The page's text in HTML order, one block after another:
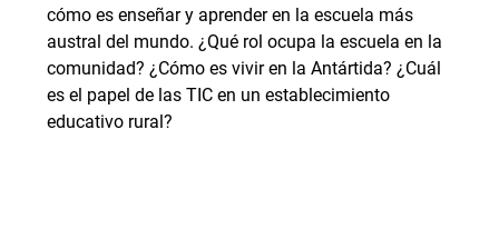
cómo es enseñar y aprender en la escuela más
austral del mundo. ¿Qué rol ocupa la escuela en la
comunidad? ¿Cómo es vivir en la Antártida? ¿Cuál
es el papel de las TIC en un establecimiento
educativo rural?